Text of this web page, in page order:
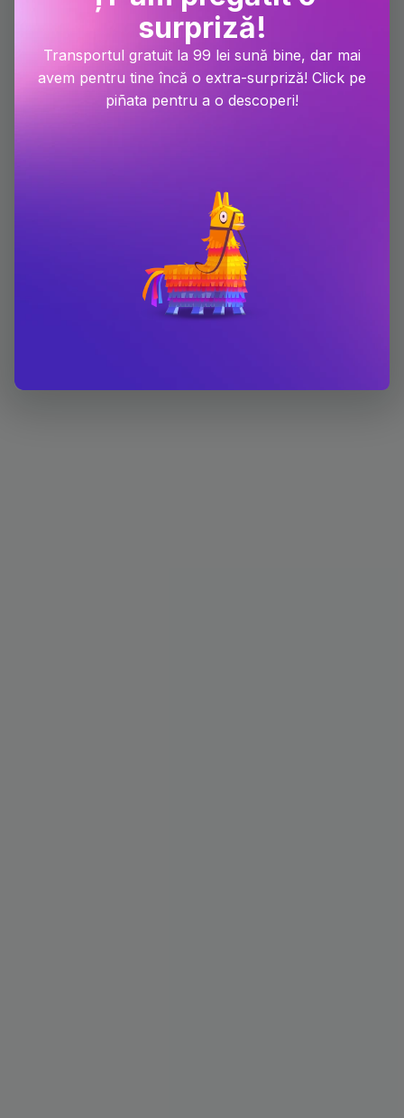
surpriză!
Transportul gratuit la 99 lei sună bine, dar mai
avem pentru tine încă o extra-surpriză! Click pe
piñata pentru a o descoperi!